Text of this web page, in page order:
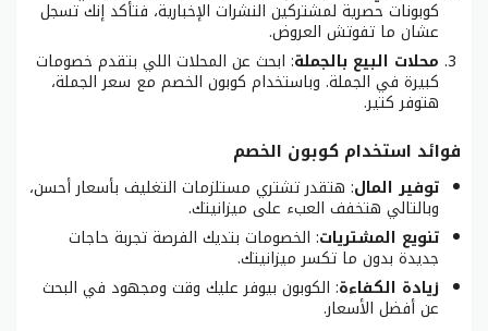
كوبونات حصرية لمشتركين النشرات الإخبارية، فتأكد إنك تسجل
عشان ما تفوتش العروض.
محلات البيع بالجملة: ابحث عن المحلات اللي بتقدم خصومات
كبيرة في الجملة. وباستخدام كوبون الخصم مع سعر الجملة،
هتوفر كتير.
فوائد استخدام كوبون الخصم
توفير المال: هتقدر تشتري مستلزمات التغليف بأسعار أحسن،
وبالتالي هتخفف العبء على ميزانيتك.
تنويع المشتريات: الخصومات بتديك الفرصة تجربة حاجات
جديدة بدون ما تكسر ميزانيتك.
زيادة الكفاءة: الكوبون بيوفر عليك وقت ومجهود في البحث
عن أفضل الأسعار.